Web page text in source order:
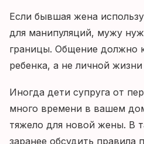
Если бывшая жена
для манипуляций, мужу
границы. Общение должно
ребенка, а не личной
Иногда дети супруга от
много времени в вашем
тяжело для новой жены. В
заранее обсудить правила